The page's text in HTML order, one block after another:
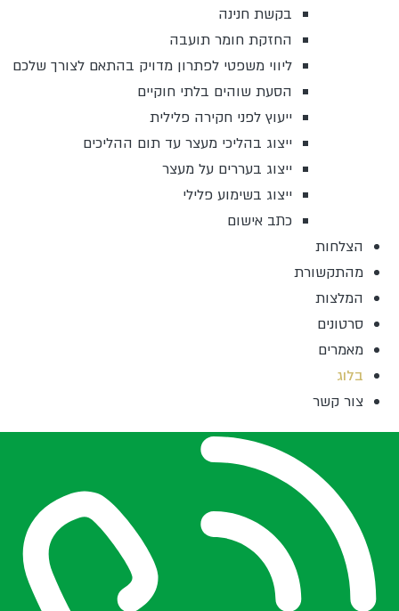
בקשת חנינה
החזקת חומר תועבה
ליווי משפטי לפתרון מדויק בהתאם לצורך שלכם
הסעת שוהים בלתי חוקיים
ייעוץ לפני חקירה פלילית
ייצוג בהליכי מעצר עד תום ההליכים
ייצוג בעררים על מעצר
ייצוג בשימוע פלילי
כתב אישום
הצלחות
מהתקשורת
המלצות
סרטונים
מאמרים
בלוג
צור קשר